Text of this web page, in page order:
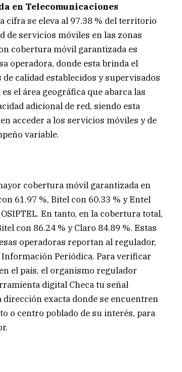
en Telecomunicaciones
cifra se eleva al 97.38 % del territorio
de servicios móviles en las zonas
cobertura móvil garantizada es
operadora, donde esta brinda el
calidad establecidos y supervisados
el área geográfica que abarca las
adicional de red, siendo esta
acceder a los servicios móviles y de
variable.
cobertura móvil garantizada en
61.97 %, Bitel con 60.33 % y Entel
En tanto, en la cobertura total,
con 86.24 % y Claro 84.89 %. Estas
operadoras reportan al regulador,
Periódica. Para verificar
el país, el organismo regulador
digital Checa tu señal
exacta donde se encuentren
o centro poblado de su interés, para